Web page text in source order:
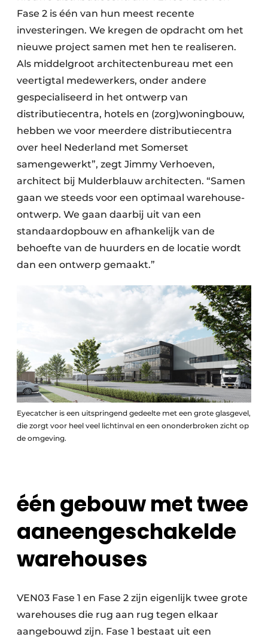
Fase 2 is één van hun meest recente
investeringen. We kregen de opdracht om het
nieuwe project samen met hen te realiseren.
Als middelgroot architectenbureau met een
veertigtal medewerkers, onder andere
gespecialiseerd in het ontwerp van
distributiecentra, hotels en (zorg)woningbouw,
hebben we voor meerdere distributiecentra
over heel Nederland met Somerset
samengewerkt”, zegt Jimmy Verhoeven,
architect bij Mulderblauw architecten. “Samen
gaan we steeds voor een optimaal warehouse-
ontwerp. We gaan daarbij uit van een
standaardopbouw en afhankelijk van de
behoefte van de huurders en de locatie wordt
dan een ontwerp gemaakt.”
Eyecatcher is een uitspringend gedeelte met een grote glasgevel,
die zorgt voor heel veel lichtinval en een ononderbroken zicht op
de omgeving.
één gebouw met twee
aaneengeschakelde
warehouses
VEN03 Fase 1 en Fase 2 zijn eigenlijk twee grote
warehouses die rug aan rug tegen elkaar
aangebouwd zijn. Fase 1 bestaat uit een